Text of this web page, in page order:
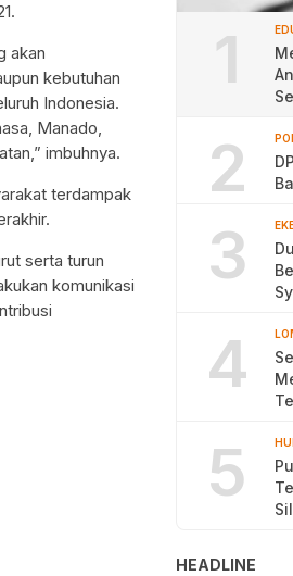
akan
kebutuhan
Indonesia.
Manado,
imbuhnya.
terdampak
serta turun
komunikasi
1
2
3
4
5
HEADLINE